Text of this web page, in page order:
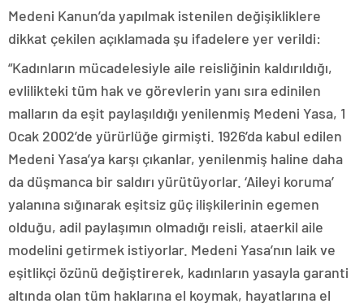
Medeni Kanun’da yapılmak istenilen değişikliklere
dikkat çekilen açıklamada şu ifadelere yer verildi:
“Kadınların mücadelesiyle aile reisliğinin kaldırıldığı,
evlilikteki tüm hak ve görevlerin yanı sıra edinilen
malların da eşit paylaşıldığı yenilenmiş Medeni Yasa, 1
Ocak 2002’de yürürlüğe girmişti. 1926’da kabul edilen
Medeni Yasa’ya karşı çıkanlar, yenilenmiş haline daha
da düşmanca bir saldırı yürütüyorlar. ‘Aileyi koruma’
yalanına sığınarak eşitsiz güç ilişkilerinin egemen
olduğu, adil paylaşımın olmadığı reisli, ataerkil aile
modelini getirmek istiyorlar. Medeni Yasa’nın laik ve
eşitlikçi özünü değiştirerek, kadınların yasayla garanti
altında olan tüm haklarına el koymak, hayatlarına el